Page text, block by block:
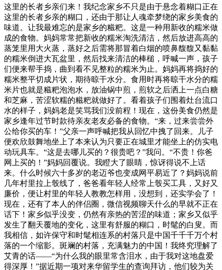
这里的长者乡亲们来！我纪念家乡不只是由于悬念着糊口正在
这里的长者乡亲的糊口，还由于那让人魂牵梦绕的家乡美食的
味道。让我最难忘的是家乡的糍粑。这是一种用新收的糯米做
成的食物。妈妈常常把新收的糯米淘洗清洁，然后放进高高的
蒸笼里用大火蒸，蒸好之后需将那冒着白烟的喷鼻馥馥又黏黏
的糯米倒进大瓦盆里，然后找来清洁的棒槌，呼喊一声，孩子
们便来帮手捣，曲到看不见整粒的糯米为止。妈妈再将捣好的
糯米整平切成片状，期待晾干水分。食用时再将晾干水分的糯
米片也就是糍粑泡泡水，放油锅中煎，煎软之后洒上一点白糖
和芝麻，苦涩软糯的糍粑就做好了。看着孩子们围着灶台流口
水的样子，妈妈老是笑骂我们没前程！现在，这份美食仍然是
家乡逢年过节时款待亲友老友必备的食物。“来，过来尝尝外
公给你买的车！”父亲一声呼喊把我从回忆中拽了回来。儿子
便欢欣鼓舞地坐上了本来认为只要正在城里才能坐上的仿实电
动玩具车。“这是去哪儿买的？很贵吧？”我问。“不贵！你爸
网上买的！”妈妈回覆说。我瞪大了眼睛，惊讶得说不上话
来。什么时候六十多岁的老迈爷也变成网平易近了？妈妈说前
几年村里拉上彀线了，爸爸看年轻人经常上彀买工具，又好又
廉价，便让村里的年轻人教教怎样用，没想到，还实学会了！
现在，还有了本人的伴侣圈，微信视频聊天什么的早就不正在
话下！家乡似乎没变，仍然有亲热的苦涩的味道；家乡又似乎
发生了翻天覆地的变化，这里有舒服的糊口，时髦的白叟。而
我相信，如许保守和时髦相连系的村落只是中国千千千万个村
落的一个缩影。斑斓的村落，充满魅力的中国！我终究理解了
艾青的话——“为什么我的眼里常含泪水，由于我对这地盘爱
得深厚！”据近期一项对来华留学生的查询拜访，他们较为关